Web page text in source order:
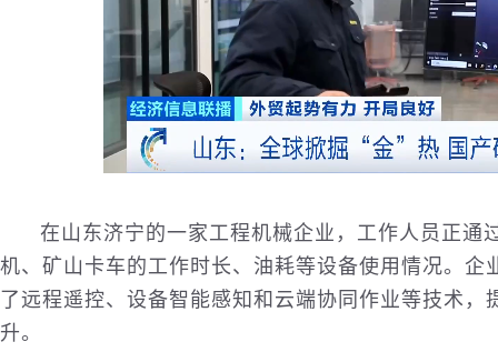
在山东济宁的一家工程机械企业 ，工作人员正通
机、矿山卡车的工作时长、油耗等设备使用情况。
了远程遥控、设备智能感知和云端协同作业等技术
升。